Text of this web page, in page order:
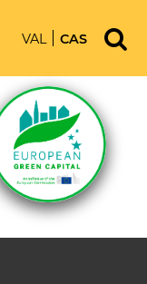
VAL CAS